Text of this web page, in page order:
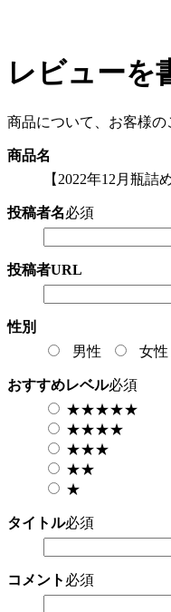
レビューを
商品について、お客様の
商品名
【2022年12月瓶
投稿者名必須
投稿者URL
性別
男性
女性
おすすめレベル必須
★★★★★
★★★★
★★★
★★
★
タイトル必須
コメント 必須